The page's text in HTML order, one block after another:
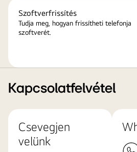
Szoftverfrissítés
Tudja meg, hogyan frissítheti telefonja
szoftverét.
Kapcsolatfelvétel
Csevegjen
velünk